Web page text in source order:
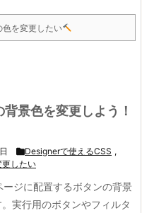
を変更したい
景色を変更しよう！
Designerで使えるCSS ,
したい
ージに配置するボタンの背景
実行用のボタンやフィルタ